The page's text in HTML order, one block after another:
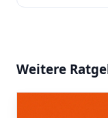
Weitere